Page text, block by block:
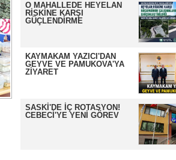
O MAHALLEDE HEYELAN
RİSKİNE KARŞI
GÜÇLENDİRME
KAYMAKAM YAZICI'DAN
GEYVE VE PAMUKOVA'YA
ZİYARET
SASKİ'DE İÇ ROTASYON!
CEBECİ'YE YENİ GÖREV